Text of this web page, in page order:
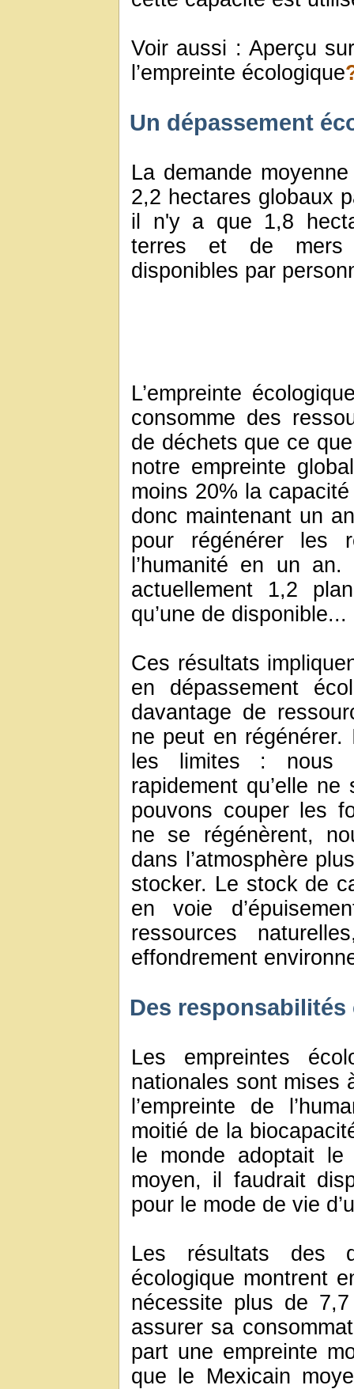
Voir aussi : Aperçu
l’empreinte écologique
Un dépassement
La demande
2,2 hectares globaux
il n'y a que 1,8
terres et de mers
disponibles par
L’empreinte
consomme des
de déchets que ce
notre empreinte
moins 20% la
donc maintenant un
pour régénérer les
l’humanité en un
actuellement 1,2
qu’une de disponible...
Ces résultats
en dépassement
davantage de
ne peut en régénérer.
les limites : nous
rapidement qu’elle
pouvons couper les
ne se régénèrent,
dans l’atmosphère
stocker. Le stock de
en voie
ressources
effondrement
Des
Les empreintes
nationales sont mises
l’empreinte de
moitié de la
le monde adoptait
moyen, il faudrait
pour le mode de vie
Les résultats des
écologique montrent
nécessite plus de
assurer sa
part une empreinte
que le Mexicain